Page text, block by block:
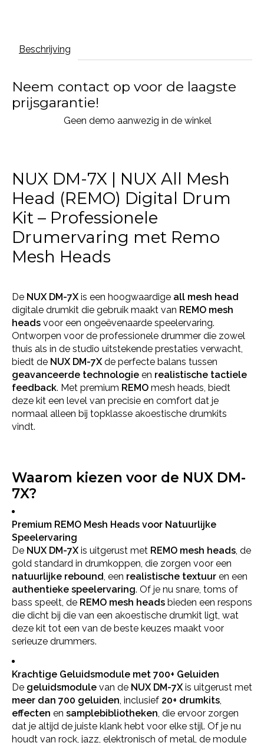
Beschrijving
Neem contact op voor de laagste
prijsgarantie!
Geen demo aanwezig in de winkel
NUX DM-7X | NUX All Mesh
Head (REMO) Digital Drum
Kit – Professionele
Drumervaring met Remo
Mesh Heads
De NUX DM-7X is een hoogwaardige all mesh head
digitale drumkit die gebruik maakt van REMO mesh
heads voor een ongeëvenaarde speelervaring.
Ontworpen voor de professionele drummer die zowel
thuis als in de studio uitstekende prestaties verwacht,
biedt de NUX DM-7X de perfecte balans tussen
geavanceerde technologie en realistische tactiele
feedback. Met premium REMO mesh heads, biedt
deze kit een level van precisie en comfort dat je
normaal alleen bij topklasse akoestische drumkits
vindt.
Waarom kiezen voor de NUX DM-
7X?
Premium REMO Mesh Heads voor Natuurlijke
Speelervaring
De NUX DM-7X is uitgerust met REMO mesh heads , de
gold standard in drumkoppen, die zorgen voor een
natuurlijke rebound , een realistische textuur en een
authentieke speelervaring. Of je nu snare, toms of
bass speelt, de REMO mesh heads bieden een respons
die dicht bij die van een akoestische drumkit ligt, wat
deze kit tot een van de beste keuzes maakt voor
serieuze drummers.
Krachtige Geluidsmodule met 700+ Geluiden
De geluidsmodule van de NUX DM-7X is uitgerust met
meer dan 700 geluiden , inclusief 20+ drumkits
effecten en samplebibliotheken , die ervoor zorgen
dat je altijd de juiste klank hebt voor elke stijl. Of je nu
houdt van rock, jazz, elektronisch of metal, de module